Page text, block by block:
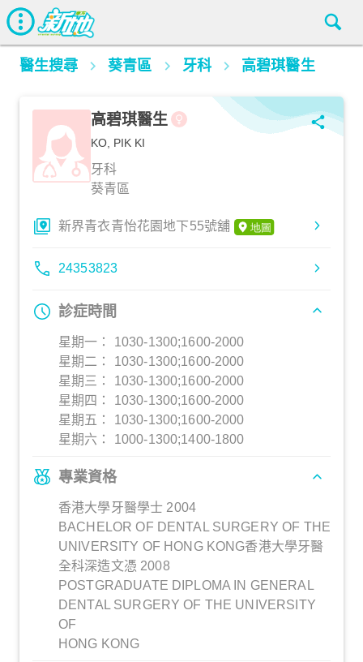
醫生搜尋 葵青區 牙科 高碧琪醫生
高碧琪醫生
KO, PIK KI
牙科
葵青區
新界青衣青怡花園地下55號舖
24353823
診症時間
星期一： 1030-1300;1600-2000
星期二： 1030-1300;1600-2000
星期三： 1030-1300;1600-2000
星期四： 1030-1300;1600-2000
星期五： 1030-1300;1600-2000
星期六： 1000-1300;1400-1800
專業資格
香港大學牙醫學士 2004
BACHELOR OF DENTAL SURGERY OF THE
UNIVERSITY OF HONG KONG香港大學牙醫
全科深造文憑 2008
POSTGRADUATE DIPLOMA IN GENERAL
DENTAL SURGERY OF THE UNIVERSITY
OF
HONG KONG